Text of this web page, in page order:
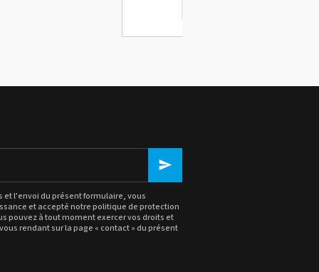
et l'envoi du présent formulaire, vous
et accepté notre politique deprotection
pouvez à tout moment exercer vos droits et
rendant sur la page « contact » du présent